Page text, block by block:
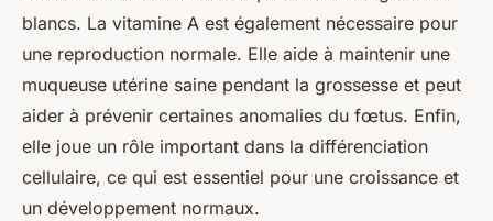
blancs. La vitamine A est également nécessaire pour
une reproduction normale. Elle aide à maintenir une
muqueuse utérine saine pendant la grossesse et peut
aider à prévenir certaines anomalies du fœtus. Enfin,
elle joue un rôle important dans la différenciation
cellulaire, ce qui est essentiel pour une croissance et
un développement normaux.